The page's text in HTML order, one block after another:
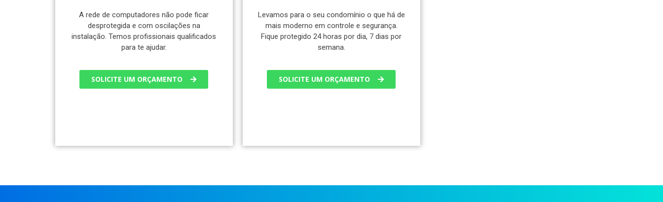
A rede de computadores não pode ficar
desprotegida e com oscilações na
instalação. Temos profissionais qualificados
para te ajudar.
SOLICITE UM ORÇAMENTO
Levamos para o seu condomínio o que há de
mais moderno em controle e segurança.
Fique protegido 24 horas por dia, 7 dias por
semana.
SOLICITE UM ORÇAMENTO